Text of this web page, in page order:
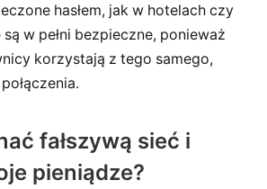
hasłem, jak w hotelach czy
w pełni bezpieczne, ponieważ
korzystają z tego samego,
fałszywą sieć i
pieniądze?